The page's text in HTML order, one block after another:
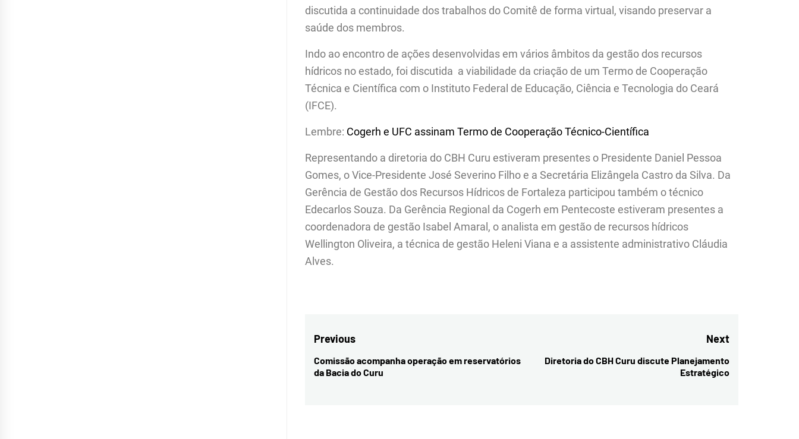
discutida a continuidade dos trabalhos do Comitê de forma virtual, visando preservar a
saúde dos membros.
Indo ao encontro de ações desenvolvidas em vários âmbitos da gestão dos recursos
hídricos no estado, foi discutida a viabilidade da criação de um Termo de Cooperação
Técnica e Científica com o Instituto Federal de Educação, Ciência e Tecnologia do Ceará
(IFCE).
Lembre: Cogerh e UFC assinam Termo de Cooperação Técnico-Científica
Representando a diretoria do CBH Curu estiveram presentes o Presidente Daniel Pessoa
Gomes, o Vice-Presidente José Severino Filho e a Secretária Elizângela Castro da Silva. Da
Gerência de Gestão dos Recursos Hídricos de Fortaleza participou também o técnico
Edecarlos Souza. Da Gerência Regional da Cogerh em Pentecoste estiveram presentes a
coordenadora de gestão Isabel Amaral, o analista em gestão de recursos hídricos
Wellington Oliveira, a técnica de gestão Heleni Viana e a assistente administrativo Cláudia
Alves.
Navegação
de
Previous
Previous
post:
Comissão acompanha operação em reservatórios
da Bacia do Curu
Next
Next
Diretoria do CBH Curu discute Planejamento
Estratégico